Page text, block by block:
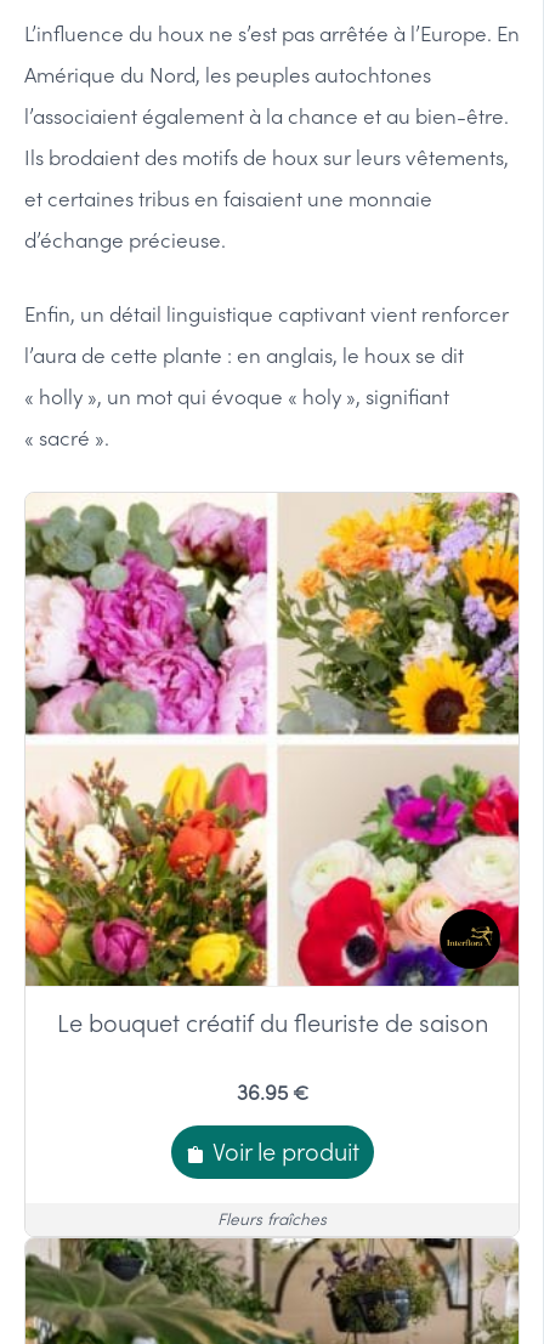
L’influence du houx ne s’est pas arrêtée à l’Europe. En
Amérique du Nord, les peuples autochtones
l’associaient également à la chance et au bien-être.
Ils brodaient des motifs de houx sur leurs vêtements,
et certaines tribus en faisaient une monnaie
d’échange précieuse.
Enfin, un détail linguistique captivant vient renforcer
l’aura de cette plante : en anglais, le houx se dit
« holly », un mot qui évoque « holy », signifiant
« sacré ».
Le bouquet créatif du fleuriste de saison
36.95 €
Voir le produit
Fleurs fraîches